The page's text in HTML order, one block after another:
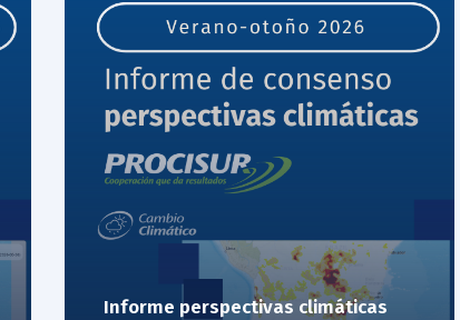
Informe perspectivas climáticas